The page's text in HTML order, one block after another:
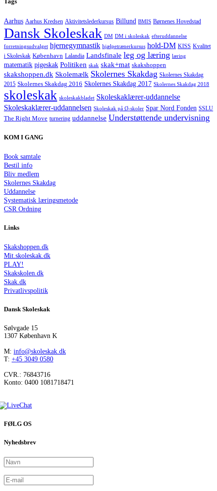
Aarhus Aarhus Kredsen Aktivitetslederkursus Billund BMIS Børnenes Hovedstad
Dansk Skoleskak DM DM i skoleskak efteruddannelse
forretningsudvalget hjernegymnastik hjælpetrænerkursus hold-DM KISS Kvalitet
i Skoleskak København Lalandia Landsfinale leg og læring læring
matematik pigeskak Politiken skak skak+mat skakshoppen
skakshoppen.dk Skolemælk Skolernes Skakdag Skolernes Skakdag
2015 Skolernes Skakdag 2016 Skolernes Skakdag 2017 Skolernes Skakdag 2018
skoleskak skoleskakbladet Skoleskaklærer-uddannelse
Skoleskaklærer-uddannelsen Skoleskak på Ø-skoler Spar Nord Fonden SSLU
The Right Move turnering uddannelse Understøttende undervisning
KOM I GANG
Book samtale
Bestil info
Bliv medlem
Skolernes Skakdag
Uddannelse
Systematisk læringsmetode
CSR Ordning
Links
Skakshoppen.dk
Mit.skoleskak.dk
PLAY!
Skakskolen.dk
Skak.dk
Privatlivspolitik
Dansk Skoleskak
Sølvgade 15
1307 København K
M: info@skoleskak.dk
T: +45 3049 0580
CVR.: 76843716
Konto: 0400 1081718471
FØLG OS
Nyhedsbrev